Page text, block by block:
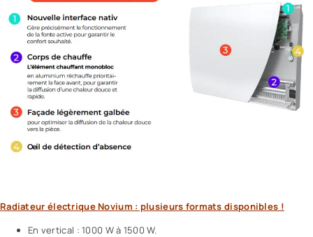
Radiateur électrique Novium : plusieurs formats disponibles !
En vertical : 1000 W à 1500 W.